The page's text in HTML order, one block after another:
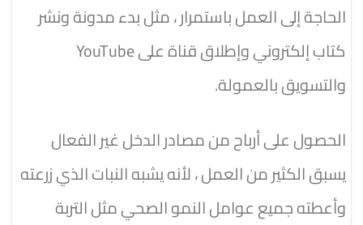
الحاجة إلى العمل باستمرار ، مثل بدء مدونة ونشر
كتاب إلكتروني وإطلاق قناة على YouTube
والتسويق بالعمولة.
الحصول على أرباح من مصادر الدخل غير الفعال
يسبق الكثير من العمل ، لأنه يشبه النبات الذي زرعته
وأعطته جميع عوامل النمو الصحي مثل التربة